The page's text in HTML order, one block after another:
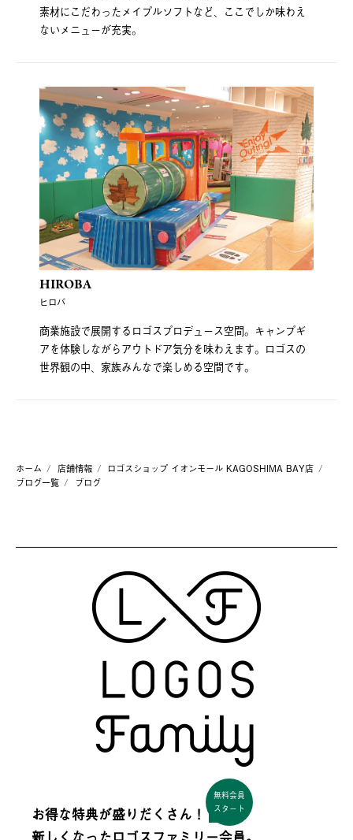
素材にこだわったメイプルソフトなど、ここでしか味わえ
ないメニューが充実。
HIROBA
ヒロバ
商業施設で展開するロゴスプロデュース空間。キャンプギ
アを体験しながらアウトドア気分を味わえます。ロゴスの
世界観の中、家族みんなで楽しめる空間です。
ホーム 店舗情報
ロゴスショップ イオンモール KAGOSHIMA BAY店
ブログ一覧
ブログ
お得な特典が盛りだくさん！
無料会員
スタート